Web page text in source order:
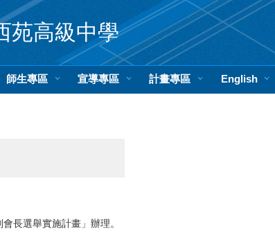
苑高級中學
師生專區 宣導專區 計畫專區 English
長選舉實施計畫」辦理。